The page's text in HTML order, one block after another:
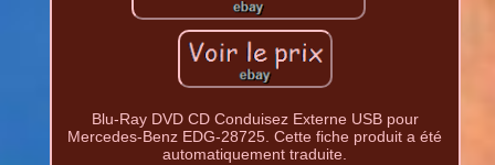
Blu-Ray DVD CD Conduisez Externe USB pour
Mercedes-Benz EDG-28725. Cette fiche produit a été
automatiquement traduite.